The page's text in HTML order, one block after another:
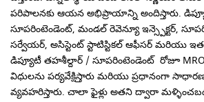
పరిపాలనకు ఆయన అభిప్రాయాన్ని అందిస్తారు.
సూపరింటెండెంట్, మండల్ రెవెన్యూ ఇన్స్పెక్టర్,
సర్వేయర్, అసిస్టెంట్ స్టాటిస్టికల్ ఆఫీసర్ మరియు
డిప్యూటీ తహశీల్దార్ / సూపరింటెండెంట్ రోజూ
విధులను పర్యవేక్షిస్తారు మరియు ప్రధానంగా
వ్యవహరిస్తారు. చాలా ఫైళ్లు అతని ద్వారా